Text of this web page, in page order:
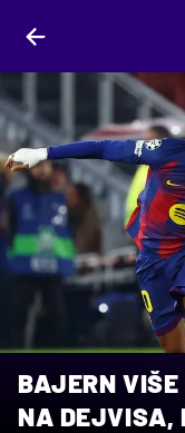
BAJERN VIŠE
NA DEJVISA,